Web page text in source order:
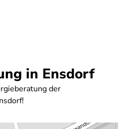
in Ensdorf
der